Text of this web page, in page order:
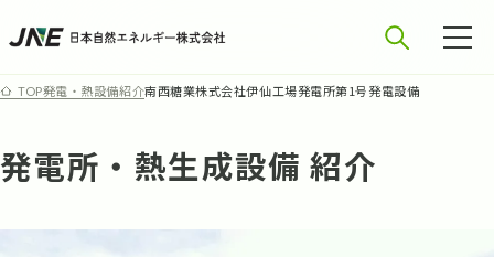
TOP発電・熱設備紹介南西糖業株式会社伊仙工場発電所第1号発電設備
発電所・熱生成設備 紹介